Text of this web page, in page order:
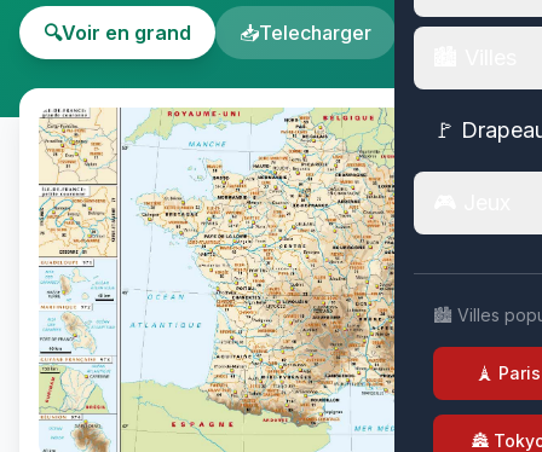
🚩
🏙️ Villes
🗼 Paris
🏯
🔍Voir en grand 📥Telecharger